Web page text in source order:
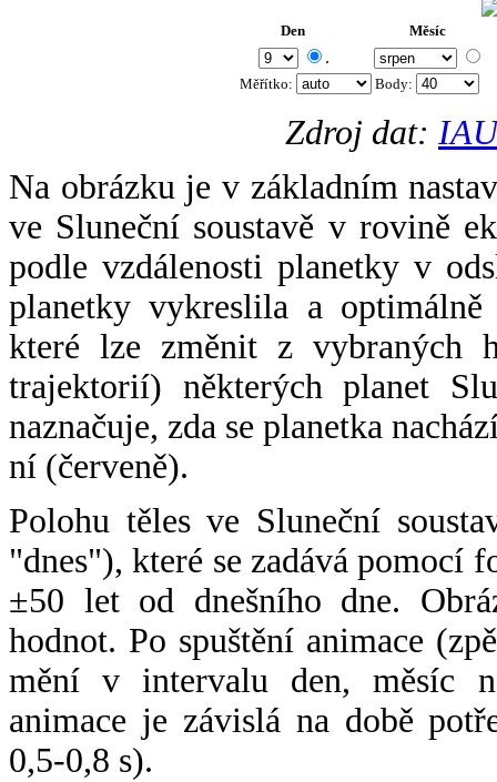
Den Měsíc
.
Měřítko: Body:
Zdroj dat:
Na obrázku je v základním
ve Sluneční soustavě v rovině
podle vzdálenosti planetky v
planetky vykreslila a
které lze změnit z vybraných
trajektorií) některých planet
naznačuje, zda se planetka
ní (červeně).
Polohu těles ve Sluneční
"dnes"), které se zadává pomocí
±50 let od dnešního dne.
hodnot. Po spuštění animace
mění v intervalu den, měsíc
animace je závislá na době
0,5-0,8 s).